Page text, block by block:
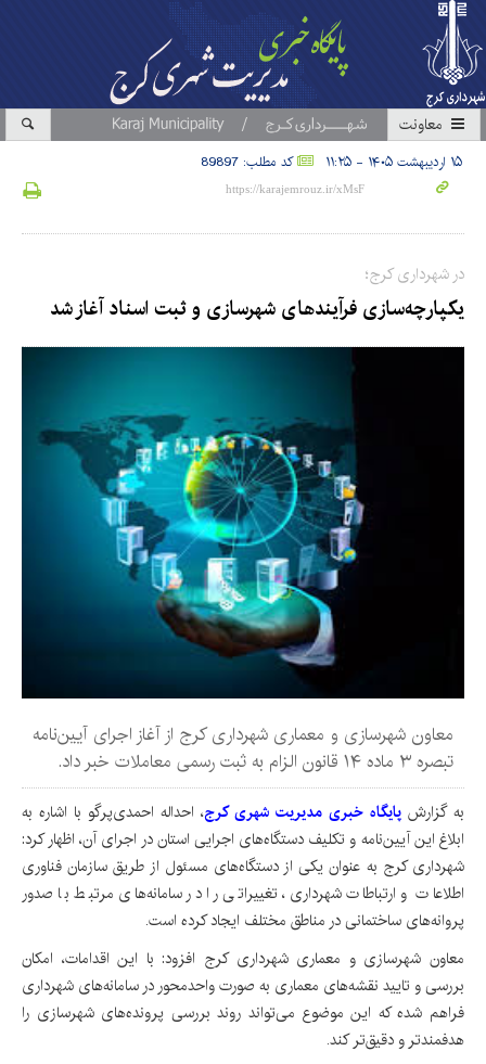
معاونت
۱۵ اردیبهشت ۱۴۰۵ - ۱۱:۲۵ کد مطلب: 89897
در شهرداری کرج؛
یکپارچه‌سازی فرآیندهای شهرسازی و ثبت اسناد آغاز شد
معاون شهرسازی و معماری شهرداری کرج از آغاز اجرای آیین‌نامه
تبصره ۳ ماده ۱۴ قانون الزام به ثبت رسمی معاملات خبر داد.
به گزارش پایگاه خبری مدیریت شهری کرج، احداله احمدی‌پرگو با اشاره به
ابلاغ این آیین‌نامه و تکلیف دستگاه‌های اجرایی استان در اجرای آن، اظهار کرد:
شهرداری کرج به عنوان یکی از دستگاه‌های مسئول از طریق سازمان فناوری
اطلاعات و ارتباطات شهرداری، تغییراتی را در سامانه‌های مرتبط با صدور
پروانه‌های ساختمانی در مناطق مختلف ایجاد کرده است.
معاون شهرسازی و معماری شهرداری کرج افزود: با این اقدامات، امکان
بررسی و تایید نقشه‌های معماری به صورت واحدمحور در سامانه‌های شهرداری
فراهم شده که این موضوع می‌تواند روند بررسی پرونده‌های شهرسازی را
هدفمندتر و دقیق‌تر کند.